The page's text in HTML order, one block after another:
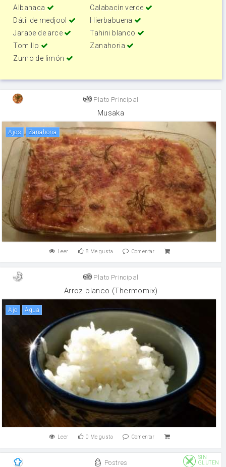
Albahaca
Calabacín verde
Dátil de medjool
Hierbabuena
Jarabe de arce
Tahini blanco
Tomillo
Zanahoria
Zumo de limón
Plato Principal
Musaka
Ajos zanahoria
Leer 8 Me gusta Comentar
Plato Principal
Arroz blanco (Thermomix)
ajo agua
Leer 0 Me gusta Comentar
Postres
SIN
GLUTEN